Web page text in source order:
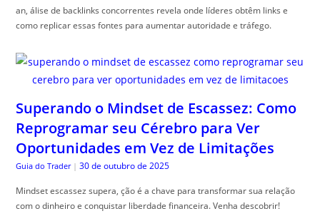
an, álise de backlinks concorrentes revela onde líderes obtêm links e
como replicar essas fontes para aumentar autoridade e tráfego.
Superando o Mindset de Escassez: Como
Reprogramar seu Cérebro para Ver
Oportunidades em Vez de Limitações
Guia do Trader | 30 de outubro de 2025
Mindset escassez supera, ção é a chave para transformar sua relação
com o dinheiro e conquistar liberdade financeira. Venha descobrir!